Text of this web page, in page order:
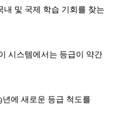
내 및 국제 학습 기회를 찾는
시스템에서는 등급이 약간
에 새로운 등급 척도를